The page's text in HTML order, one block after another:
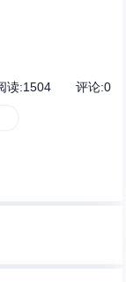
读:1504评论:0